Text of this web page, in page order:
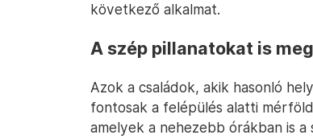
következő alkalmat.
A szép pillanatokat is
Azok a családok, akik hasonló
fontosak a felépülés alatti
amelyek a nehezebb órákban is